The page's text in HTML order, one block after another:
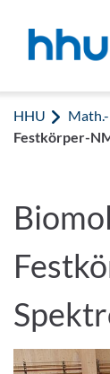
HHU
Festkörper-